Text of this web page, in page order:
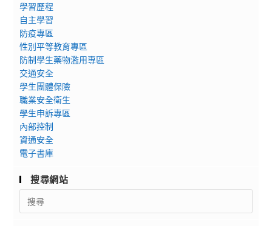
學習歷程
自主學習
防疫專區
性別平等教育專區
防制學生藥物濫用專區
交通安全
學生團體保險
職業安全衛生
學生申訴專區
內部控制
資通安全
電子書庫
搜尋網站
Search
for: